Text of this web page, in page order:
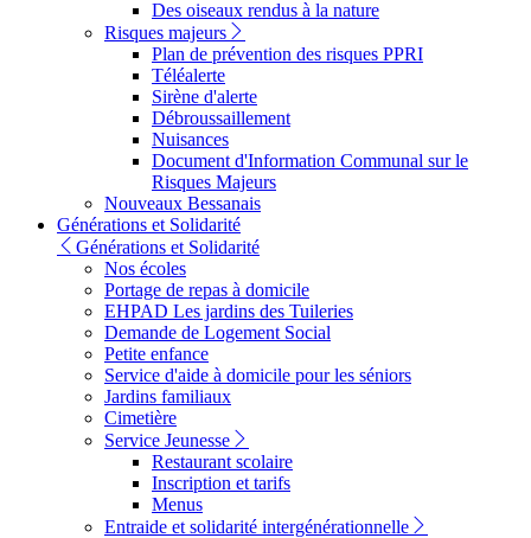
Des oiseaux rendus à la nature
Risques majeurs
Plan de prévention des risques PPRI
Téléalerte
Sirène d'alerte
Débroussaillement
Nuisances
Document d'Information Communal sur le
Risques Majeurs
Nouveaux Bessanais
Générations et Solidarité
Générations et Solidarité
Nos écoles
Portage de repas à domicile
EHPAD Les jardins des Tuileries
Demande de Logement Social
Petite enfance
Service d'aide à domicile pour les séniors
Jardins familiaux
Cimetière
Service Jeunesse
Restaurant scolaire
Inscription et tarifs
Menus
Entraide et solidarité intergénérationnelle